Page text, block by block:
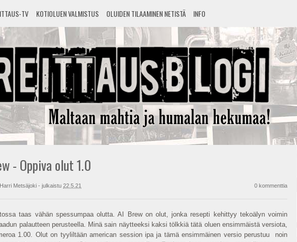
TV KOTIOLUEN VALMISTUS OLUIDEN TILAAMINEN NETISTÄ INFO
- Oppiva olut 1.0
Harri Metsäjoki - julkaistu 22.5.21 0 kommenttia
taas vähän spessumpaa olutta. AI Brew on olut, jonka resepti kehittyy tekoälyn voimin
palautteen perusteella. Minä sain näytteeksi kaksi tölkkiä tätä oluen ensimmäistä versiota,
1.00. Olut on tyyliltään american session ipa ja tämä ensimmäinen versio perustuu noin